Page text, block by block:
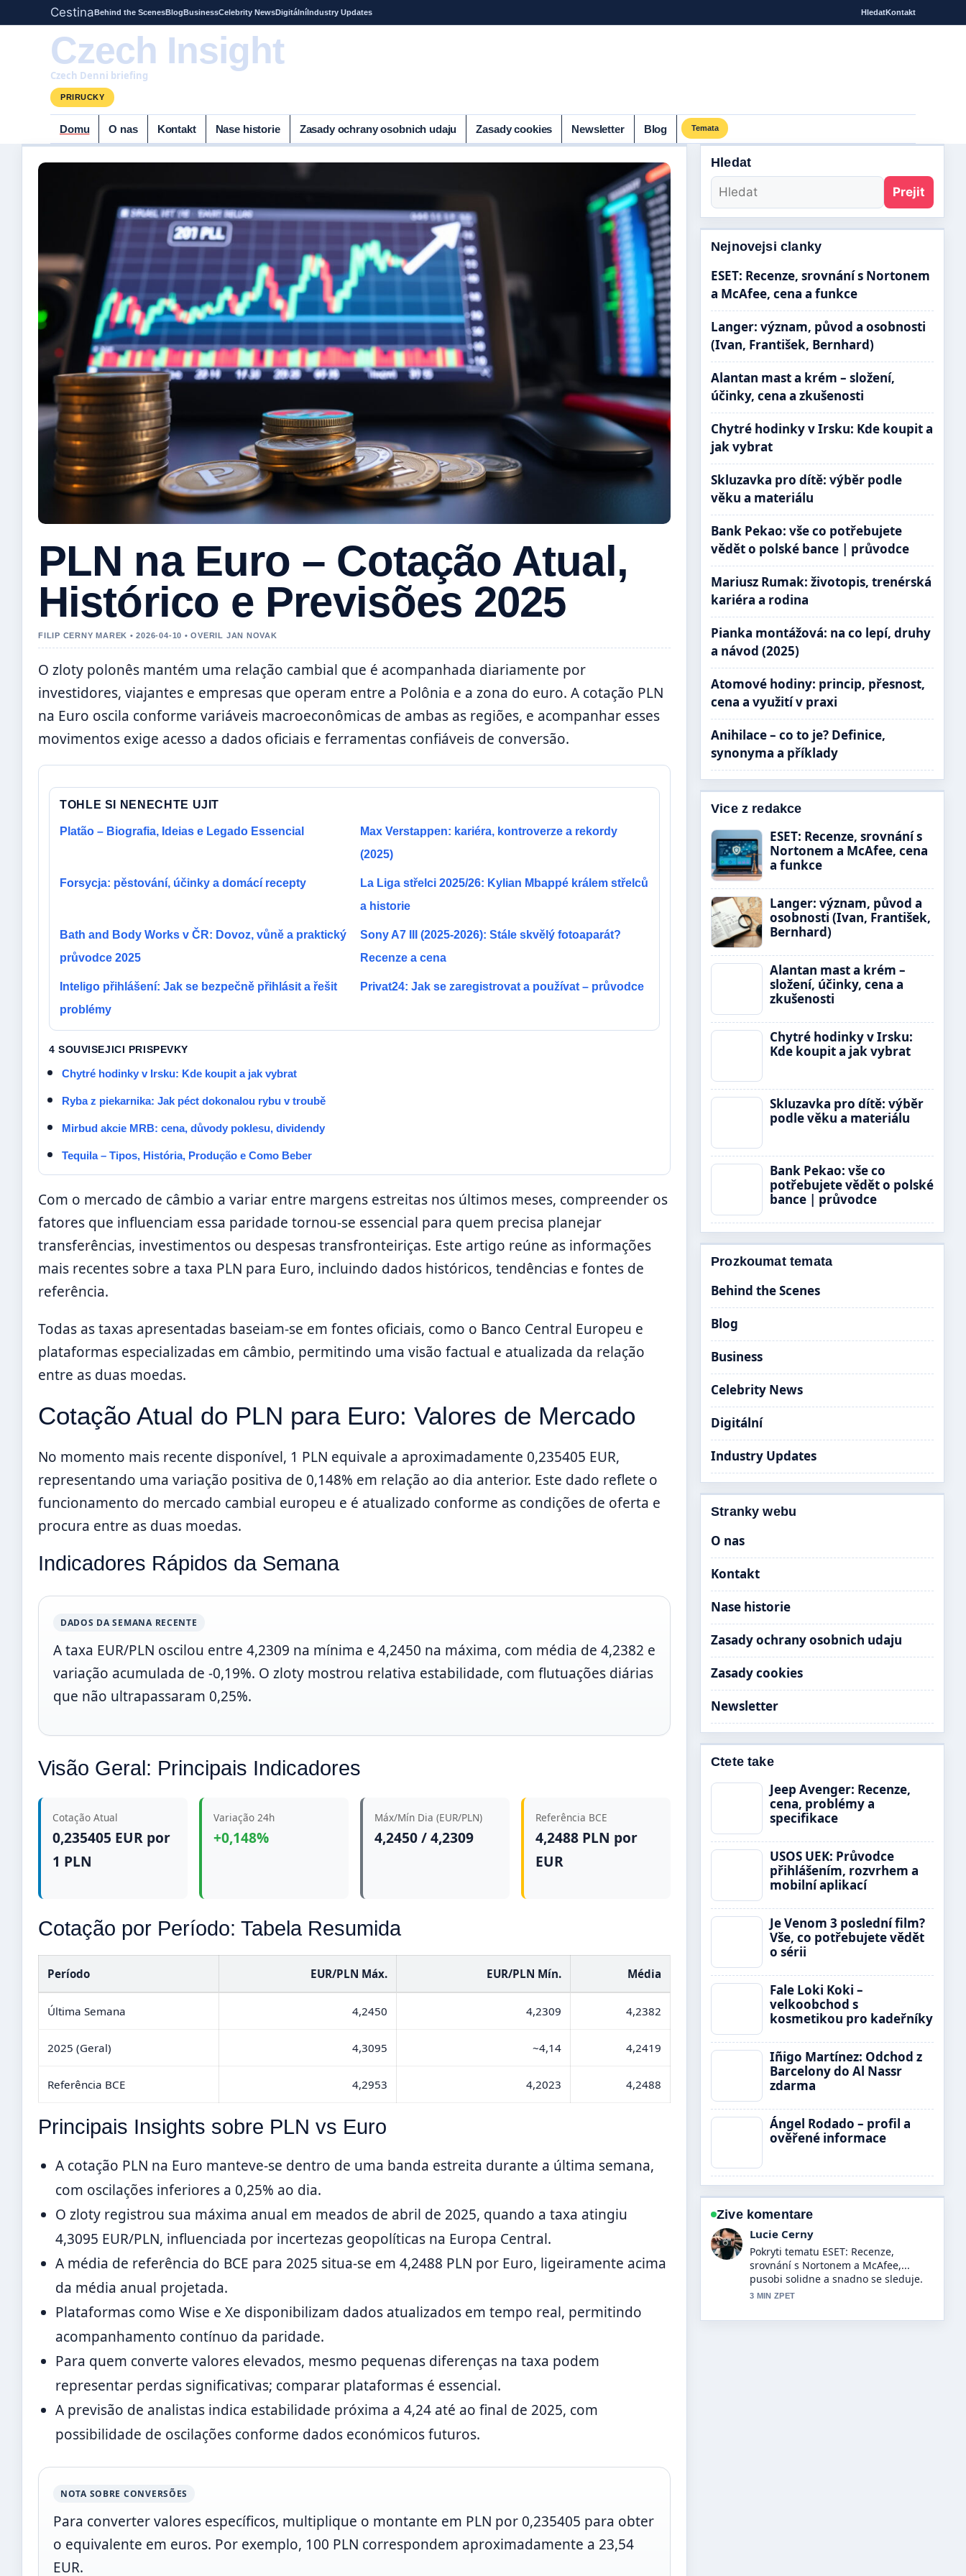
CestinaBehind the ScenesBlogBusinessCelebrity NewsDigitálníIndustry Updates HledatKontakt
Czech Insight
Czech Denni briefing
PRIRUCKY
Domu O nas Kontakt Nase historie Zasady ochrany osobnich udaju Zasady cookies Newsletter Blog Temata
PLN na Euro – Cotação Atual,
Histórico e Previsões 2025
FILIP CERNY MAREK • 2026-04-10 • OVERIL JAN NOVAK
O zloty polonês mantém uma relação cambial que é acompanhada diariamente por
investidores, viajantes e empresas que operam entre a Polônia e a zona do euro. A cotação PLN
na Euro oscila conforme variáveis macroeconômicas de ambas as regiões, e acompanhar esses
movimentos exige acesso a dados oficiais e ferramentas confiáveis de conversão.
TOHLE SI NENECHTE UJIT
Platão – Biografia, Ideias e Legado Essencial
Max Verstappen: kariéra, kontroverze a rekordy
(2025)
Forsycja: pěstování, účinky a domácí recepty
La Liga střelci 2025/26: Kylian Mbappé králem střelců
a historie
Bath and Body Works v ČR: Dovoz, vůně a praktický
průvodce 2025
Sony A7 III (2025-2026): Stále skvělý fotoaparát?
Recenze a cena
Inteligo přihlášení: Jak se bezpečně přihlásit a řešit
problémy
Privat24: Jak se zaregistrovat a používat – průvodce
4 SOUVISEJICI PRISPEVKY
Chytré hodinky v Irsku: Kde koupit a jak vybrat
Ryba z piekarnika: Jak péct dokonalou rybu v troubě
Mirbud akcie MRB: cena, důvody poklesu, dividendy
Tequila – Tipos, História, Produção e Como Beber
Com o mercado de câmbio a variar entre margens estreitas nos últimos meses, compreender os
fatores que influenciam essa paridade tornou-se essencial para quem precisa planejar
transferências, investimentos ou despesas transfronteiriças. Este artigo reúne as informações
mais recentes sobre a taxa PLN para Euro, incluindo dados históricos, tendências e fontes de
referência.
Todas as taxas apresentadas baseiam-se em fontes oficiais, como o Banco Central Europeu e
plataformas especializadas em câmbio, permitindo uma visão factual e atualizada da relação
entre as duas moedas.
Cotação Atual do PLN para Euro: Valores de Mercado
No momento mais recente disponível, 1 PLN equivale a aproximadamente 0,235405 EUR,
representando uma variação positiva de 0,148% em relação ao dia anterior. Este dado reflete o
funcionamento do mercado cambial europeu e é atualizado conforme as condições de oferta e
procura entre as duas moedas.
Indicadores Rápidos da Semana
DADOS DA SEMANA RECENTE
A taxa EUR/PLN oscilou entre 4,2309 na mínima e 4,2450 na máxima, com média de 4,2382 e
variação acumulada de -0,19%. O zloty mostrou relativa estabilidade, com flutuações diárias
que não ultrapassaram 0,25%.
Visão Geral: Principais Indicadores
Cotação Atual
0,235405 EUR por
1 PLN
Variação 24h
+0,148%
Máx/Mín Dia (EUR/PLN)
4,2450 / 4,2309
Referência BCE
4,2488 PLN por
EUR
Cotação por Período: Tabela Resumida
Período EUR/PLN Máx. EUR/PLN Mín. Média
Última Semana 4,2450 4,2309 4,2382
2025 (Geral) 4,3095 ~4,14 4,2419
Referência BCE 4,2953 4,2023 4,2488
Principais Insights sobre PLN vs Euro
A cotação PLN na Euro manteve-se dentro de uma banda estreita durante a última semana,
com oscilações inferiores a 0,25% ao dia.
O zloty registrou sua máxima anual em meados de abril de 2025, quando a taxa atingiu
4,3095 EUR/PLN, influenciada por incertezas geopolíticas na Europa Central.
A média de referência do BCE para 2025 situa-se em 4,2488 PLN por Euro, ligeiramente acima
da média anual projetada.
Plataformas como Wise e Xe disponibilizam dados atualizados em tempo real, permitindo
acompanhamento contínuo da paridade.
Para quem converte valores elevados, mesmo pequenas diferenças na taxa podem
representar perdas significativas; comparar plataformas é essencial.
A previsão de analistas indica estabilidade próxima a 4,24 até ao final de 2025, com
possibilidade de oscilações conforme dados económicos futuros.
NOTA SOBRE CONVERSÕES
Para converter valores específicos, multiplique o montante em PLN por 0,235405 para obter
o equivalente em euros. Por exemplo, 100 PLN correspondem aproximadamente a 23,54
EUR.
Hledat
Prejit
Nejnovejsi clanky
ESET: Recenze, srovnání s Nortonem
a McAfee, cena a funkce
Langer: význam, původ a osobnosti
(Ivan, František, Bernhard)
Alantan mast a krém – složení,
účinky, cena a zkušenosti
Chytré hodinky v Irsku: Kde koupit a
jak vybrat
Skluzavka pro dítě: výběr podle
věku a materiálu
Bank Pekao: vše co potřebujete
vědět o polské bance | průvodce
Mariusz Rumak: životopis, trenérská
kariéra a rodina
Pianka montážová: na co lepí, druhy
a návod (2025)
Atomové hodiny: princip, přesnost,
cena a využití v praxi
Anihilace – co to je? Definice,
synonyma a příklady
Vice z redakce
ESET: Recenze, srovnání s
Nortonem a McAfee, cena
a funkce
Langer: význam, původ a
osobnosti (Ivan, František,
Bernhard)
Alantan mast a krém –
složení, účinky, cena a
zkušenosti
Chytré hodinky v Irsku:
Kde koupit a jak vybrat
Skluzavka pro dítě: výběr
podle věku a materiálu
Bank Pekao: vše co
potřebujete vědět o polské
bance | průvodce
Prozkoumat temata
Behind the Scenes
Blog
Business
Celebrity News
Digitální
Industry Updates
Stranky webu
O nas
Kontakt
Nase historie
Zasady ochrany osobnich udaju
Zasady cookies
Newsletter
Ctete take
Jeep Avenger: Recenze,
cena, problémy a
specifikace
USOS UEK: Průvodce
přihlášením, rozvrhem a
mobilní aplikací
Je Venom 3 poslední film?
Vše, co potřebujete vědět
o sérii
Fale Loki Koki –
velkoobchod s
kosmetikou pro kadeřníky
Iñigo Martínez: Odchod z
Barcelony do Al Nassr
zdarma
Ángel Rodado – profil a
ověřené informace
Zive komentare
Martin Prochazka
Vyborna verifikace kolem Langer:
význam, původ a osobnosti (Ivan,
František,.... Vic redakci by melo psat
timto stylem.